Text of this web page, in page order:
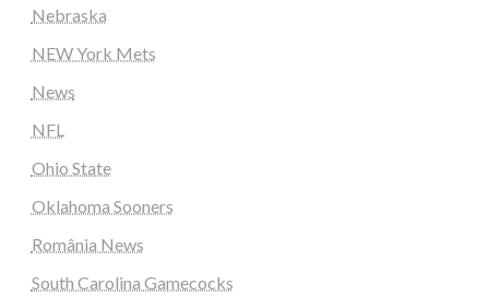
Nebraska
NEW York Mets
News
NFL
Ohio State
Oklahoma Sooners
România News
South Carolina Gamecocks